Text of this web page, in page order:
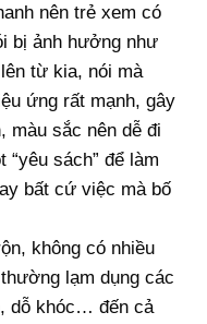
nên trẻ xem có
bị ảnh hưởng như
từ kia, nói mà
ứng rất mạnh, gây
màu sắc nên dễ đi
sách” để làm
bất cứ việc mà bố
không có nhiều
lạm dụng các
dỗ khóc… đến cả